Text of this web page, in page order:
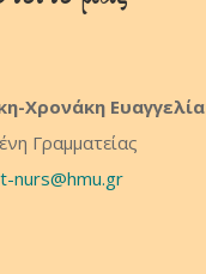
Χρονάκη Ευαγγελία
Γραμματείας
nurs@hmu.gr